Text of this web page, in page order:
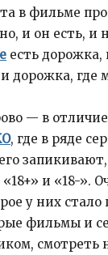
в фильме
и он есть, и
есть дорожка,
дорожка, где
— в
, где в ряде
и «18-».
у них стало
фильмы и
смотреть